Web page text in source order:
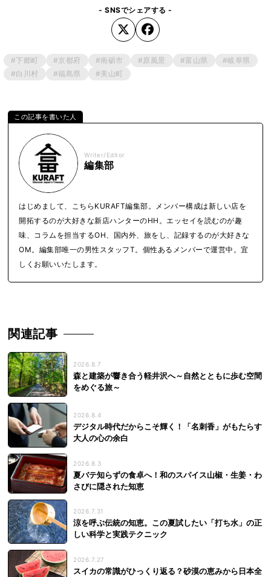
- SNSでシェアする -
#下郷町 #京都府 #南砺市 #原風景 #富山県
#岐阜県
#白川村
#福島県 #美山町
Writer/Editor
編集部
はじめまして、こちらKURAFT編集部。メンバー構成は新しい店を
開拓するのが大好きな新店ハンターのHH。エッセイを読むのが趣
味、コラムを担当するOH、国内外、旅をし、記録するのが大好きな
OM。編集部唯一の男性スタッフT。個性あるメンバーで運営中。宜
しくお願いいたします。
関連記事
2026.8.7
森と建築が響き合う軽井沢へ～自然とともに歩む空間
をめぐる旅～
2026.8.4
デジタル時代だからこそ輝く！「名刺香」がもたらす
大人の心の余白
2026.8.3
夏バテ知らずの食卓へ！和のスパイス山椒・生姜・わ
さびに隠された知恵
2026.7.31
涼を呼ぶ伝統の知恵。この夏試したい「打ち水」の正
しい科学と実践テクニック
2026.7.27
スイカの常識がひっくり返る？砂漠の恵みから日本全